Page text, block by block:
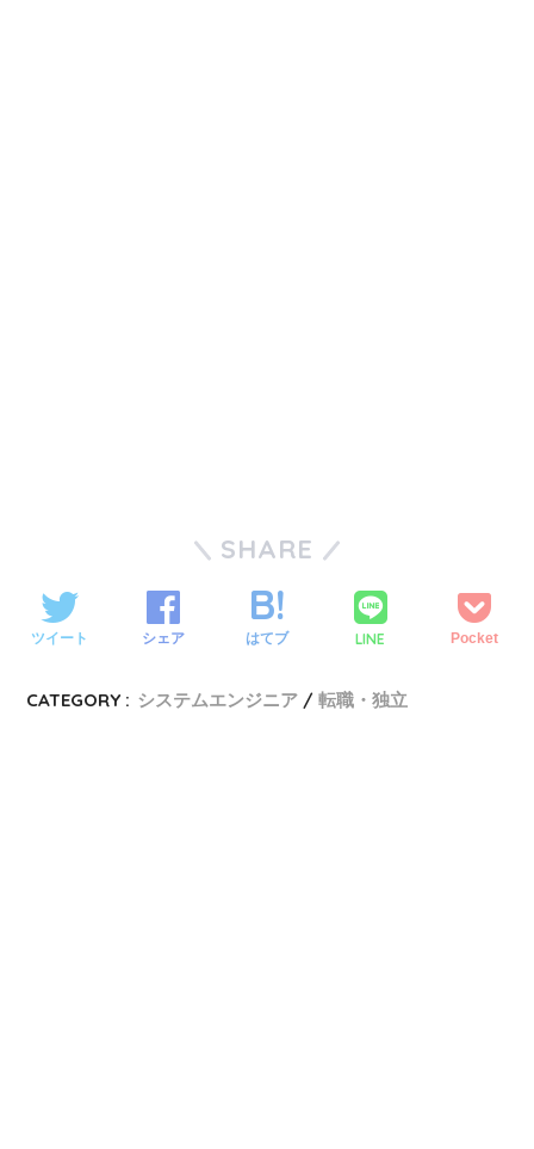
SHARE
ツイート シェア はてブ LINE Pocket
CATEGORY : システムエンジニア 転職・独立